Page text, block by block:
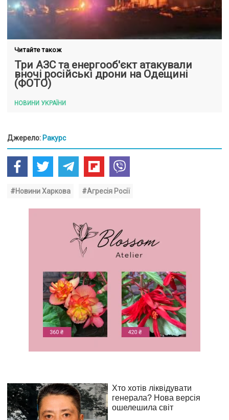
Читайте також
Три АЗС та енергооб'єкт атакували
вночі російські дрони на Одещині
(ФОТО)
НОВИНИ УКРАЇНИ
Джерело: Ракурс
#Новини Харкова #Агресія Росії